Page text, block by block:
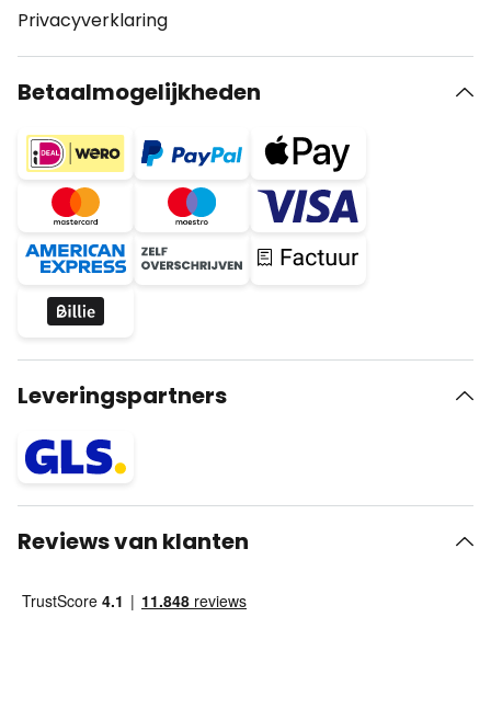
Privacyverklaring
Betaalmogelijkheden
Leveringspartners
Reviews van klanten